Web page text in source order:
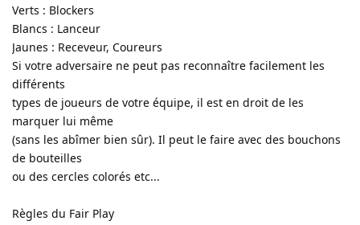
Verts : Blockers
Blancs : Lanceur
Jaunes : Receveur, Coureurs
Si votre adversaire ne peut pas reconnaître facilement les
différents
types de joueurs de votre équipe, il est en droit de les
marquer lui même
(sans les abîmer bien sûr). Il peut le faire avec des bouchons
de bouteilles
ou des cercles colorés etc...
Règles du Fair Play